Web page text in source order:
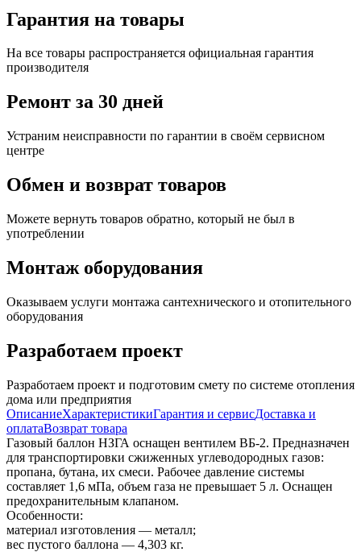
Гарантия на товары
На все товары распространяется официальная гарантия
производителя
Ремонт за 30 дней
Устраним неисправности по гарантии в своём сервисном
центре
Обмен и возврат товаров
Можете вернуть товаров обратно, который не был в
употреблении
Монтаж оборудования
Оказываем услуги монтажа сантехнического и отопительного
оборудования
Разработаем проект
Разработаем проект и подготовим смету по системе отопления
дома или предприятия
ОписаниеХарактеристикиГарантия и сервисДоставка и
оплатаВозврат товара
Газовый баллон НЗГА оснащен вентилем ВБ-2. Предназначен
для транспортировки сжиженных углеводородных газов:
пропана, бутана, их смеси. Рабочее давление системы
составляет 1,6 мПа, объем газа не превышает 5 л. Оснащен
предохранительным клапаном.
Особенности:
материал изготовления — металл;
вес пустого баллона — 4,303 кг.